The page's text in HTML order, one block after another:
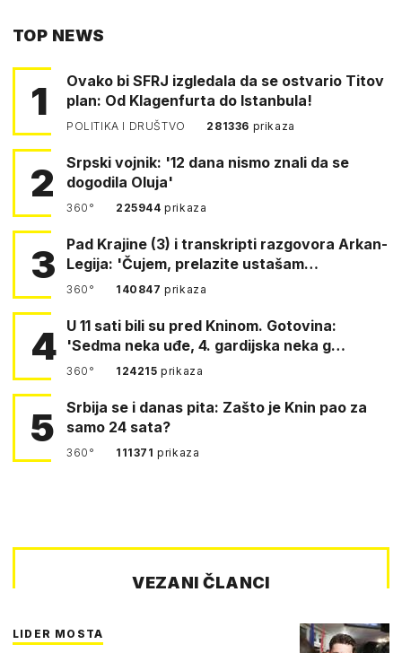
TOP NEWS
1
Ovako bi SFRJ izgledala da se ostvario Titov
plan: Od Klagenfurta do Istanbula!
POLITIKA I DRUŠTVO 281336 prikaza
2
Srpski vojnik: '12 dana nismo znali da se
dogodila Oluja'
360° 225944prikaza
3
Pad Krajine (3) i transkripti razgovora Arkan-
Legija: 'Čujem, prelazite ustašam…
360° 140847prikaza
4 U 11 sati bili su pred Kninom. Gotovina:
'Sedma neka uđe, 4. gardijska neka g…
360° 124215prikaza
5
Srbija se i danas pita: Zašto je Knin pao za
samo 24 sata?
360° 111371prikaza
VEZANI ČLANCI
LIDER MOSTA